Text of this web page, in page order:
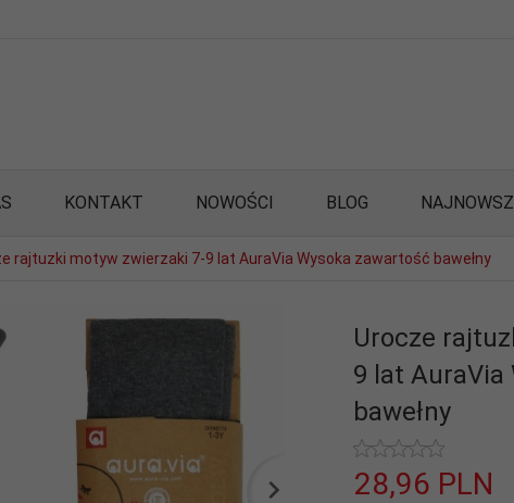
KONTAKT NOWOŚCI BLOG
rajtuzki motyw zwierzaki 7-9 lat AuraVia Wysoka zawartość bawełny
Urocze
9 lat AuraVia
bawełny
28,96 PLN